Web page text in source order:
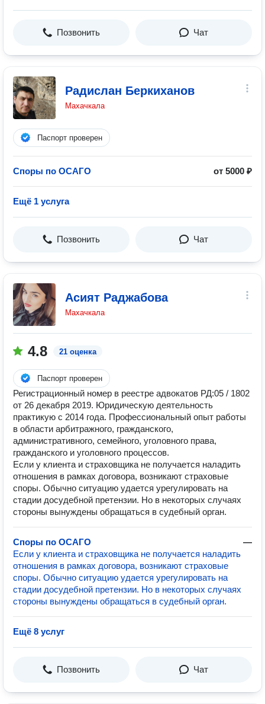
Позвонить Чат
Радислан Беркиханов
Махачкала
Паспорт проверен
Споры по ОСАГО от 5000 ₽
Ещё 1 услуга
Позвонить Чат
Асият Раджабова
Махачкала
4.8 21 оценка
Паспорт проверен
Регистрационный номер в реестре адвокатов РД:05 / 1802
от 26 декабря 2019. Юридическую деятельность
практикую с 2014 года. Профессиональный опыт работы
в области арбитражного, гражданского,
административного, семейного, уголовного права,
гражданского и уголовного процессов.
Если у клиента и страховщика не получается наладить
отношения в рамках договора, возникают страховые
споры. Обычно ситуацию удается урегулировать на
стадии досудебной претензии. Но в некоторых случаях
стороны вынуждены обращаться в судебный орган.
Споры по ОСАГО
—
Если у клиента и страховщика не получается наладить
отношения в рамках договора, возникают страховые
споры. Обычно ситуацию удается урегулировать на
стадии досудебной претензии. Но в некоторых случаях
стороны вынуждены обращаться в судебный орган.
Ещё 8 услуг
Позвонить Чат